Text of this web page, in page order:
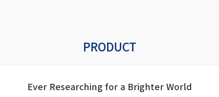
PRODUCT
Ever Researching for a Brighter World